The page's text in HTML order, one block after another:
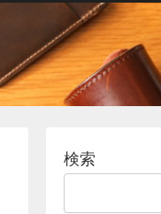
検索